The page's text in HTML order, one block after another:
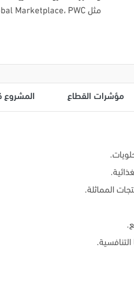
مثل United Nation Global Marketplace، PWC وAccenture
مؤشرات القطاع المشروع
المماثلة.
التنافسية.